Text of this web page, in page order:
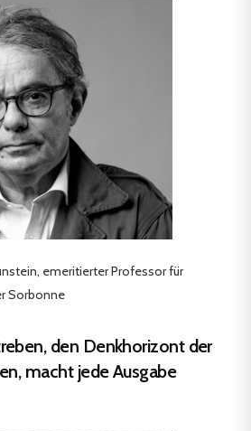
emeritierter Professor für
Sorbonne
den Denkhorizont der
macht jede Ausgabe